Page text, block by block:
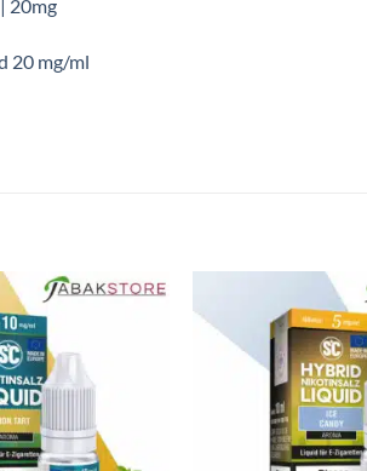
20mg
20 mg/ml